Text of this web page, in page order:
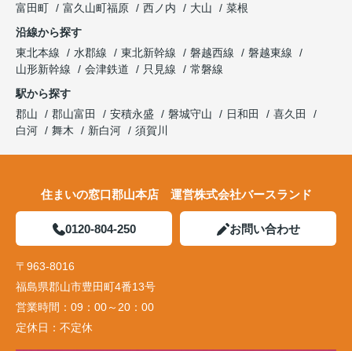
富田町
富久山町福原 西ノ内 大山
菜根
沿線から探す
東北本線
水郡線 東北新幹線 磐越西線
磐越東線
山形新幹線
会津鉄道 只見線
常磐線
駅から探す
郡山
郡山富田 安積永盛 磐城守山 日和田
喜久田
白河
舞木 新白河 須賀川
住まいの窓口郡山本店 運営株式会社バースランド
0120-804-250 お問い合わせ
〒963-8016
福島県郡山市豊田町4番13号
営業時間： 09：00～20：00
定休日： 不定休